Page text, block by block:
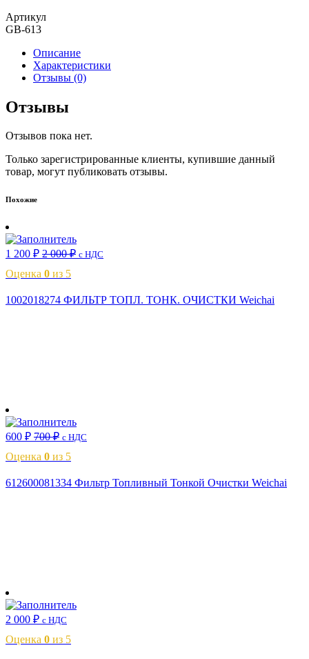
Артикул
GB-613
Описание
Характеристики
Отзывы (0)
Отзывы
Отзывов пока нет.
Только зарегистрированные клиенты, купившие данный
товар, могут публиковать отзывы.
Похожие
1 200 ₽ 2 000₽ с НДС
Оценка 0 из 5
1002018274 ФИЛЬТР ТОПЛ. ТОНК. ОЧИСТКИ Weichai
600 ₽ 700₽ с НДС
Оценка 0 из 5
612600081334 Фильтр Топливный Тонкой Очистки Weichai
2 000 ₽ с НДС
Оценка 0 из 5